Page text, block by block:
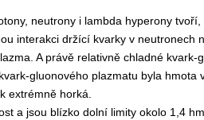
neutrony i lambda hyperony
interakci držící kvarky v neutronech
A právě relativně chladné
gluonového plazmatu byla
extrémně horká.
a jsou blízko dolní limity okolo 1,4